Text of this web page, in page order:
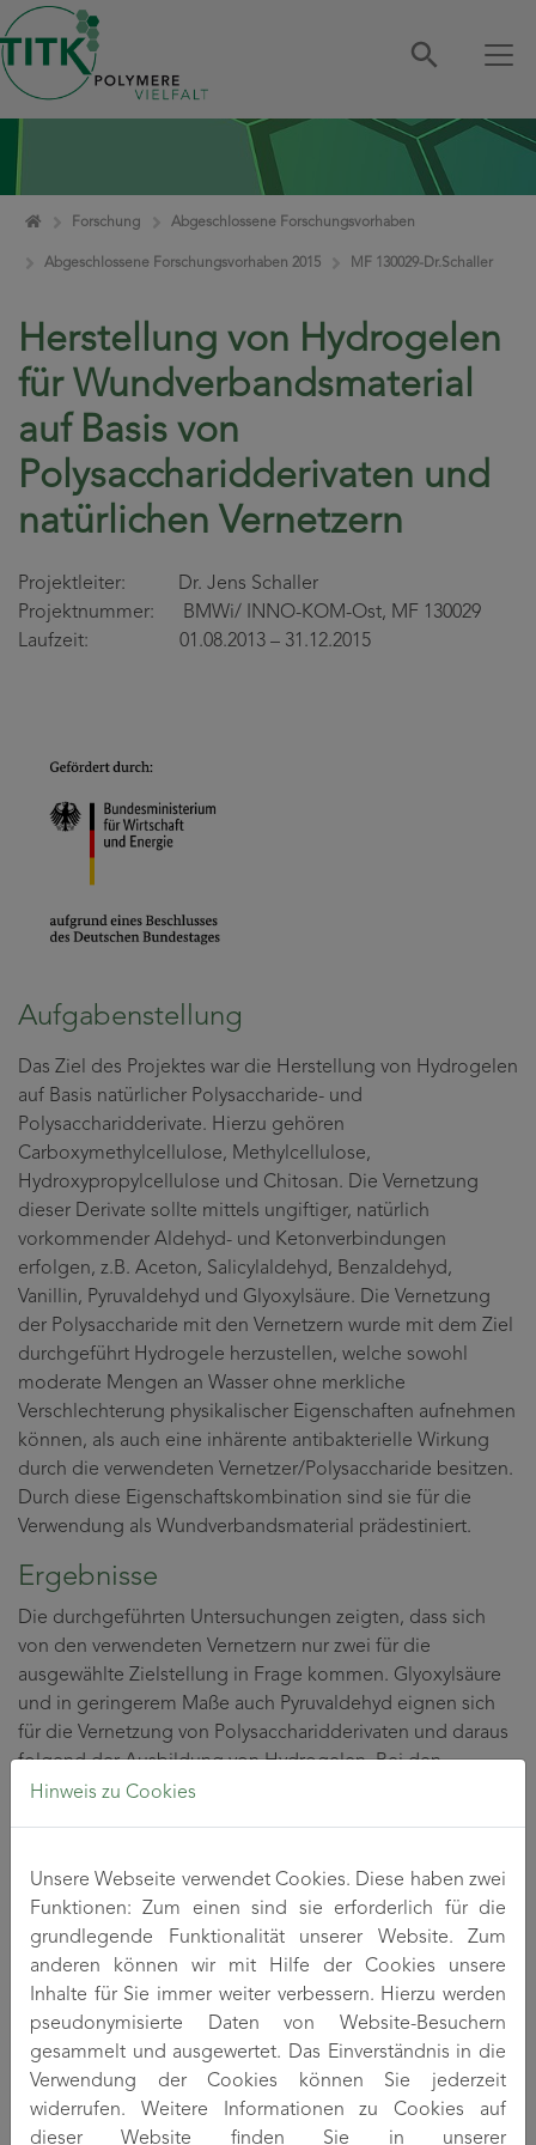
HomeForschung Abgeschlossene Forschungsvorhaben
Abgeschlossene Forschungsvorhaben 2015 MF 130029-Dr.Schaller
Herstellung von Hydrogelen
für Wundverbandsmaterial
auf Basis von
Polysaccharidderivaten und
natürlichen Vernetzern
Projektleiter: Dr. Jens Schaller
Projektnummer: BMWi/ INNO-KOM-Ost, MF 130029
Laufzeit: 01.08.2013 – 31.12.2015
Aufgabenstellung
Das Ziel des Projektes war die Herstellung von Hydrogelen
auf Basis natürlicher Polysaccharide- und
Polysaccharidderivate. Hierzu gehören
Carboxymethylcellulose, Methylcellulose,
Hydroxypropylcellulose und Chitosan. Die Vernetzung
dieser Derivate sollte mittels ungiftiger, natürlich
vorkommender Aldehyd- und Ketonverbindungen
erfolgen, z.B. Aceton, Salicylaldehyd, Benzaldehyd,
Vanillin, Pyruvaldehyd und Glyoxylsäure. Die Vernetzung
der Polysaccharide mit den Vernetzern wurde mit dem Ziel
durchgeführt Hydrogele herzustellen, welche sowohl
moderate Mengen an Wasser ohne merkliche
Verschlechterung physikalischer Eigenschaften aufnehmen
können, als auch eine inhärente antibakterielle Wirkung
durch die verwendeten Vernetzer/Polysaccharide besitzen.
Durch diese Eigenschaftskombination sind sie für die
Verwendung als Wundverbandsmaterial prädestiniert.
Ergebnisse
Die durchgeführten Untersuchungen zeigten, dass sich
von den verwendeten Vernetzern nur zwei für die
ausgewählte Zielstellung in Frage kommen. Glyoxylsäure
und in geringerem Maße auch Pyruvaldehyd eignen sich
für die Vernetzung von Polysaccharidderivaten und daraus
folgend der Ausbildung von Hydrogelen. Bei den
Untersuchungen ergaben sich mehrere Systeme, die
Das erste System besteht aus Polysaccharidderivaten,
insbesondere Methylcellulose und
Hydroxypropylcellulose, in Kombination mit Glyoxylsäure
als Vernetzer. Diese Mischungen müssen einmalig
vollständig getrocknet werden, um quellbare,
wasserunlösliche Gele herzustellen. Die Quellung liegt bei
600-1200%.
Das zweite System besteht aus Chitosan gelöst mit
Salzsäure und diversen Aldehyden als Vernetzer
Hinweis zu Cookies
Unsere Webseite verwendet Cookies. Diese haben zwei
Funktionen: Zum einen sind sie erforderlich für die
grundlegende Funktionalität unserer Website. Zum
anderen können wir mit Hilfe der Cookies unsere
Inhalte für Sie immer weiter verbessern. Hierzu werden
pseudonymisierte Daten von Website-Besuchern
gesammelt und ausgewertet. Das Einverständnis in die
Verwendung der Cookies können Sie jederzeit
widerrufen. Weitere Informationen zu Cookies auf
dieser Website finden Sie in unserer